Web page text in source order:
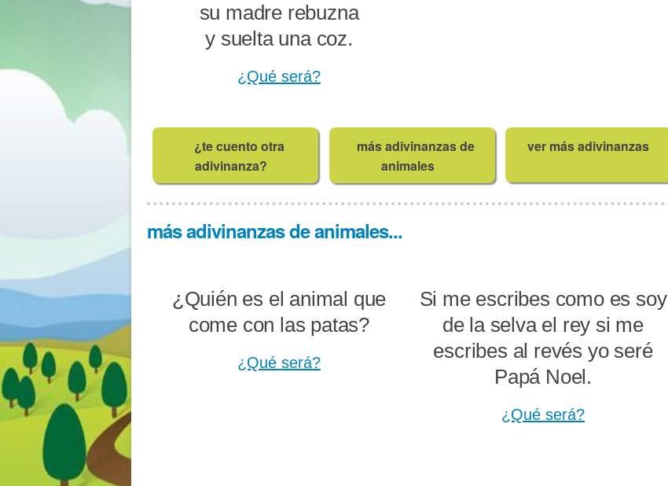
su madre rebuzna
y suelta una coz.
¿Qué será?
¿te cuento otra
adivinanza?
más adivinanzas de
animales
ver más adivinanzas
más adivinanzas de animales...
¿Quién es el animal que
come con las patas?
¿Qué será?
Si me escribes como es soy
de la selva el rey si me
escribes al revés yo seré
Papá Noel.
¿Qué será?